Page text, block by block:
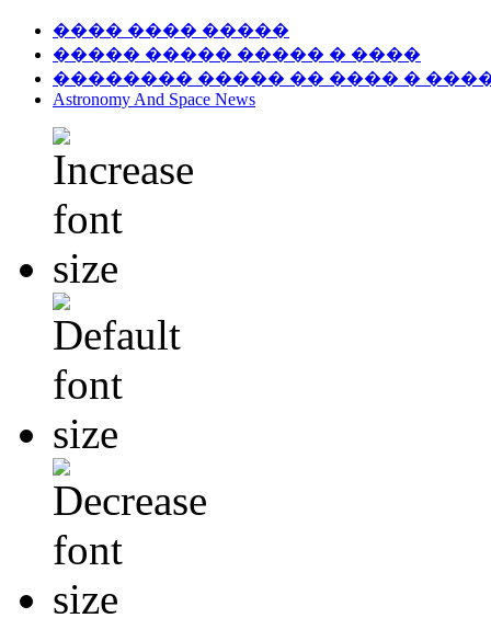
���� ���� �����
����� ����� ����� � ����
�������� ����� �� ���� �
Astronomy And Space News